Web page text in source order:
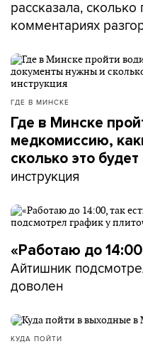
рассказала,
комментариях
ГДЕ В МИНСКЕ
Где в Минске
медкомиссию,
сколько это будет
инструкция
«Работаю до
Айтишник
доволен
КУДА ПОЙТИ